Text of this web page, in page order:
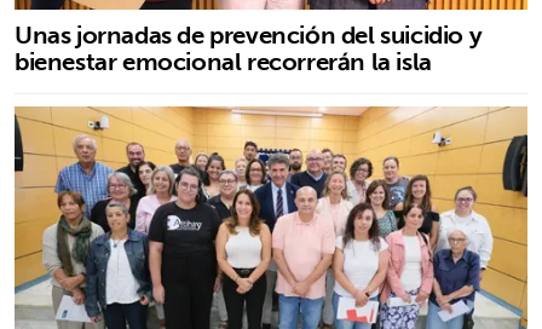
Unas jornadas de prevención del suicidio y
bienestar emocional recorrerán la isla